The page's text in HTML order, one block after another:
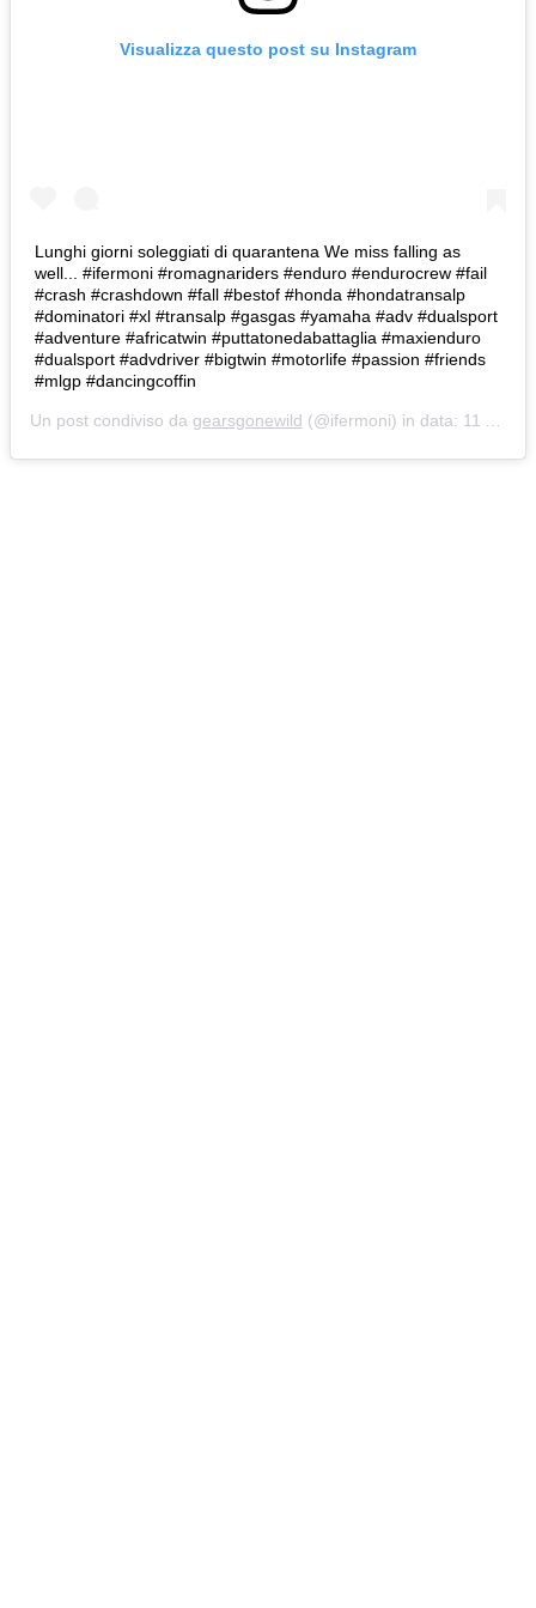
Visualizza questo post su Instagram
Lunghi giorni soleggiati di quarantena We miss falling as
well... #ifermoni #romagnariders #enduro #endurocrew #fail
#crash #crashdown #fall #bestof #honda #hondatransalp
#dominatori #xl #transalp #gasgas #yamaha #adv #dualsport
#adventure #africatwin #puttatonedabattaglia #maxienduro
#dualsport #advdriver #bigtwin #motorlife #passion #friends
#mlgp #dancingcoffin
Un post condiviso da gearsgonewild (@ifermoni) in data: 11 Apr 2020 alle ore 5:00 PDT